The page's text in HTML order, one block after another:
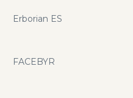
Erborian ES
FACEBYR